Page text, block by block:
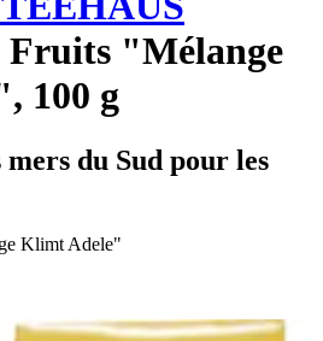
Fruits "Mélange
100 g
du Sud pour les
Klimt Adele"